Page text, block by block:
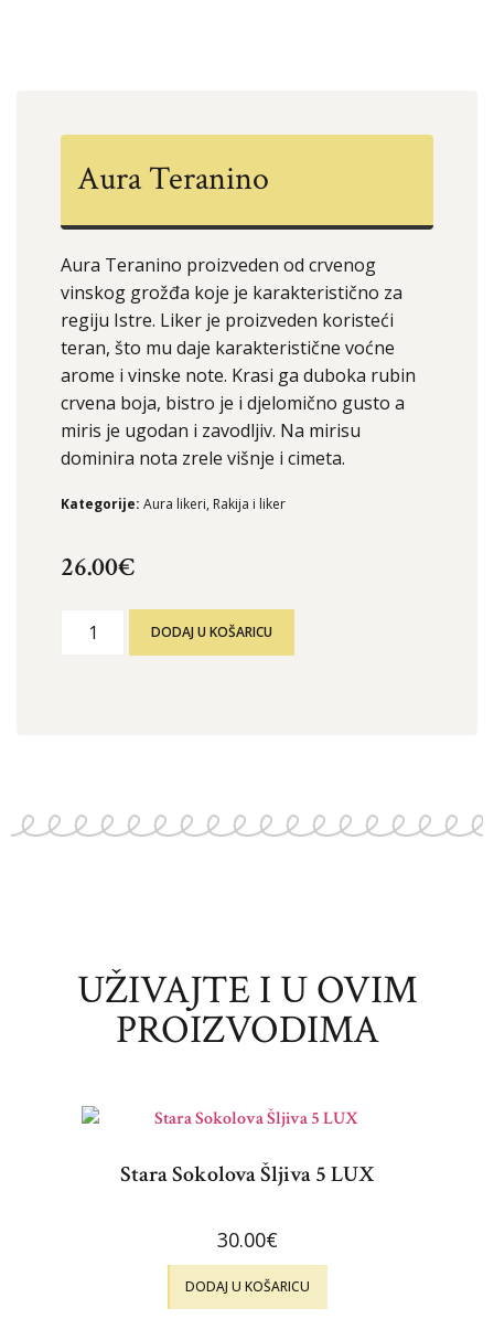
Aura Teranino
Aura Teranino proizveden od crvenog
vinskog grožđa koje je karakteristično za
regiju Istre. Liker je proizveden koristeći
teran, što mu daje karakteristične voćne
arome i vinske note. Krasi ga duboka rubin
crvena boja, bistro je i djelomično gusto a
miris je ugodan i zavodljiv. Na mirisu
dominira nota zrele višnje i cimeta.
Kategorije: Aura likeri, Rakija i liker
26.00€
DODAJ U KOŠARICU
UŽIVAJTE I U OVIM
PROIZVODIMA
Stara Sokolova Šljiva 5 LUX
30.00€
DODAJ U KOŠARICU